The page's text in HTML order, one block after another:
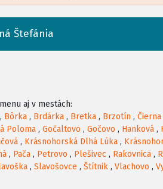
Štefánia
aj v mestách:
, Bôrka , Brdárka , Bretka , Brzotín ,
Poloma , Gočaltovo , Gočovo , Hanková ,
, Krásnohorská Dlhá Lúka ,
, Pača , Petrovo , Plešivec , Rakovnica ,
, Slavošovce , Štítnik , Vlachovo ,